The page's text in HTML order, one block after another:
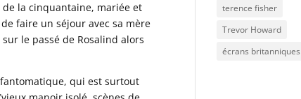
la cinquantaine, mariée et
faire un séjour avec sa mère
le passé de Rosalind alors
qui est surtout
terence fisher
Trevor Howard
écrans britanniques